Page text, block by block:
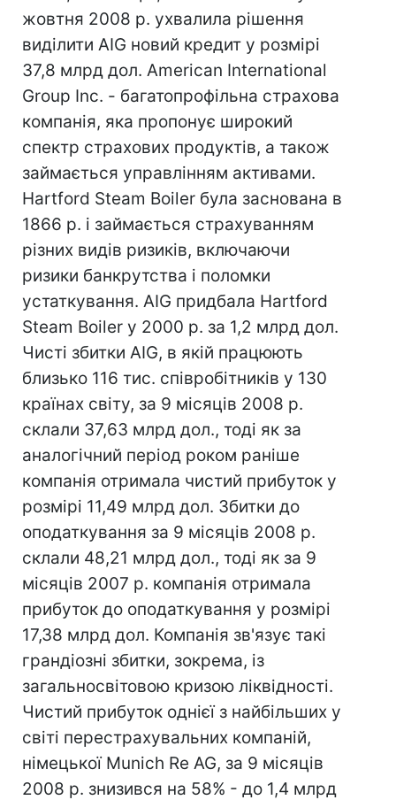
жовтня 2008 р. ухвалила рішення
виділити AIG новий кредит у розмірі
37,8 млрд дол. American International
Group Inc. - багатопрофільна страхова
компанія, яка пропонує широкий
спектр страхових продуктів, а також
займається управлінням активами.
Hartford Steam Boiler була заснована в
1866 р. і займається страхуванням
різних видів ризиків, включаючи
ризики банкрутства і поломки
устаткування. AIG придбала Hartford
Steam Boiler у 2000 р. за 1,2 млрд дол.
Чисті збитки AIG, в якій працюють
близько 116 тис. співробітників у 130
країнах світу, за 9 місяців 2008 р.
склали 37,63 млрд дол., тоді як за
аналогічний період роком раніше
компанія отримала чистий прибуток у
розмірі 11,49 млрд дол. Збитки до
оподаткування за 9 місяців 2008 р.
склали 48,21 млрд дол., тоді як за 9
місяців 2007 р. компанія отримала
прибуток до оподаткування у розмірі
17,38 млрд дол. Компанія зв'язує такі
грандіозні збитки, зокрема, із
загальносвітовою кризою ліквідності.
Чистий прибуток однієї з найбільших у
світі перестрахувальних компаній,
німецької Munich Re AG, за 9 місяців
2008 р. знизився на 58% - до 1,4 млрд